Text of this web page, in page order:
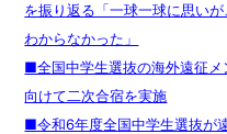
を振り返る「一球一球に思い
わからなかった」
■全国中学生選抜の海外遠征
向けて二次合宿を実施
■令和6年度全国中学生選抜が